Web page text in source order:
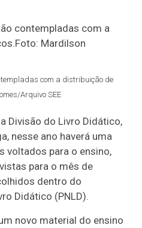
com a distribuição de
Arquivo SEE
Divisão do Livro Didático,
nesse ano haverá uma
voltados para o ensino,
para o mês de
dentro do
Didático (PNLD).
novo material do ensino